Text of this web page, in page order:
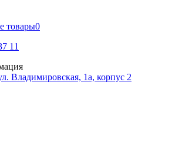
товары0
11
Владимировская, 1а, корпус 2